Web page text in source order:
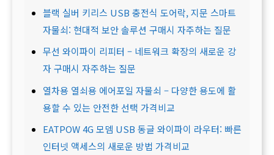
블랙 실버 키리스 USB 충전식 도어락, 지문 스마트
자물쇠: 현대적 보안 솔루션 구매시 자주하는 질문
무선 와이파이 리피터 – 네트워크 확장의 새로운 강
자 구매시 자주하는 질문
열차용 열쇠용 에어포일 자물쇠 – 다양한 용도에 활
용할 수 있는 안전한 선택 가격비교
EATPOW 4G 모뎀 USB 동글 와이파이 라우터: 빠른
인터넷 액세스의 새로운 방법 가격비교